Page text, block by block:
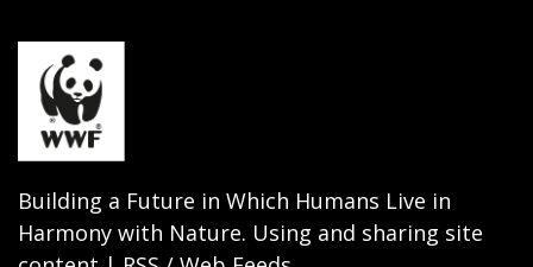
Building a Future in Which Humans Live in
Harmony with Nature. Using and sharing site